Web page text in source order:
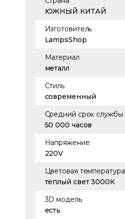
ЮЖНЫЙ КИТАЙ
Изготовитель
LampsShop
Материал
металл
Стиль
современный
Средний срок службы
50 000 часов
Напряжение
220V
Цветовая температура
теплый свет 3000К
3D модель
есть